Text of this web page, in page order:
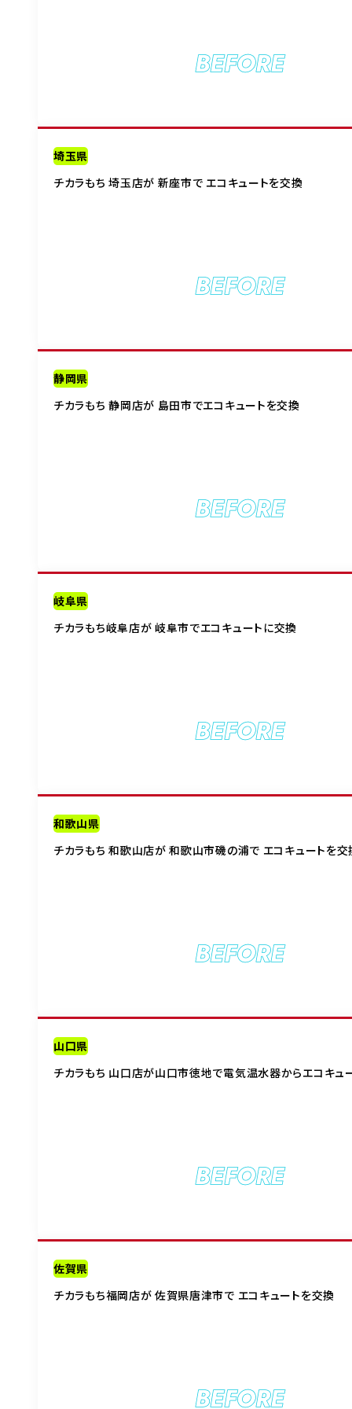
BEFORE
埼玉県
チカラもち 埼玉店が 新座市で エコキュートを交換
BEFORE
静岡県
チカラもち 静岡店が 島田市でエコキュートを交換
BEFORE
岐阜県
チカラもち岐阜店が 岐阜市でエコキュートに交換
BEFORE
和歌山県
チカラもち 和歌山店が 和歌山市磯の浦で エコキュートを交
BEFORE
山口県
チカラもち 山口店が山口市徳地で電気温水器からエコキュー
BEFORE
佐賀県
チカラもち福岡店が 佐賀県唐津市で エコキュートを交換
BEFORE